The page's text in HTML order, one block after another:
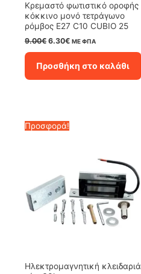
Κρεμαστό φωτιστικό οροφής
κόκκινο μονό τετράγωνο
ρόμβος Ε27 C10 CUBIO 25
9.00€ Original
price
9.00€.
6.30€Η
τρέχουσα
είναι:
6.30€.
ΜΕ ΦΠΑ
Προσθήκη στο καλάθι
Προσφορά!
Ηλεκτρομαγνητική κλειδαριά